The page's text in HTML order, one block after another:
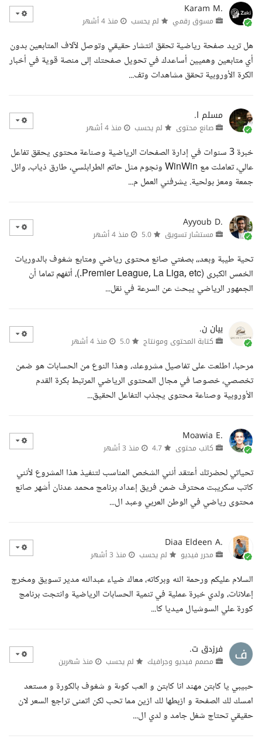
Karam M.
مسوق رقمي لم يحسب منذ 4 أشهر
هل تريد صفحة رياضية تحقق انتشار حقيقي وتوصل لآلاف المتابعين بدون
أي متابعين وهميين أساعدك في تحويل صفحتك إلى منصة قوية في أخبار
الكرة الأوروبية تحقق مشاهدات وتف...
مسلم ا.
صانع محتوى لم يحسب منذ 4 أشهر
خبرة 3 سنوات في إدارة الصفحات الرياضية وصناعة محتوى يحقق تفاعل
عالي، تعاملت مع WinWin ونجوم مثل حاتم الطرابلسي، طارق ذياب، وائل
جمعة ومعز بولحية. يشرفني العمل م...
Ayyoub D.
مستشار تسويق منذ 4 أشهر
تحية طيبة وبعد،، بصفتي صانع محتوى رياضي ومتابع شغوف بالدوريات
الخمس الكبرى (Premier League, La Liga, etc.)، أتفهم تماما أن
الجمهور الرياضي يبحث عن السرعة في نقل...
بيان ن.
كتابة المحتوى ومونتاج منذ 4 أشهر
مرحبا، اطلعت على تفاصيل مشروعك، وهذا النوع من الحسابات هو ضمن
تخصصي، خصوصا في مجال المحتوى الرياضي المرتبط بكرة القدم
الأوروبية وصناعة محتوى يجذب التفاعل الحقيق...
Moawia E.
كاتب محتوى منذ 3 أشهر
تحياتي لحضرتك أعتقد أنني الشخص المناسب لتنفيذ هذا المشروع لأنني
كاتب سكريبت محترف ضمن فريق إعداد برنامج محمد عدنان أشهر صانع
محتوى رياضي في الوطن العربي وعبد ال...
Diaa Eldeen A.
محرر فيديو لم يحسب منذ 3 أشهر
السلام عليكم ورحمة الله وبركاته، معاك ضياء عبدالله مدير تسويق ومخرج
إعلانات، ولدي خبرة عملية في تنمية الحسابات الرياضية وانتجت برنامج
كورة علي السوشيال ميديا كا...
فرزدق ت.
مصمم فيديو وجرافيك لم يحسب منذ شهرين
حبيبي يا كابتن مهند انا كابتن و العب كوىة و شغوف بالكورة و مستعد
امسك لك الصفحة و ازبطها لك ازين مما تحب لكن اتمنى تراجع السعر لان
حقيقي تحتاج شغل جامد و لدي ال...